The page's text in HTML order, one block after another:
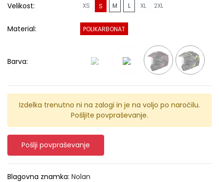
Velikost: XS S M L XL 2XL
Material: POLIKARBONAT
Barva:
Izdelka trenutno ni na zalogi in je na voljo po naročilu.
Pošljite povpraševanje.
Pošlji povpraševanje
Blagovna znamka: Nolan